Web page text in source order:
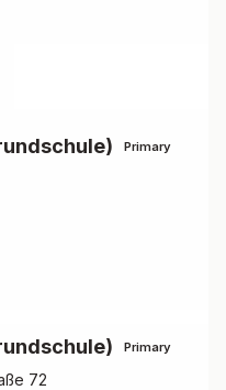
Primary
Primary
72